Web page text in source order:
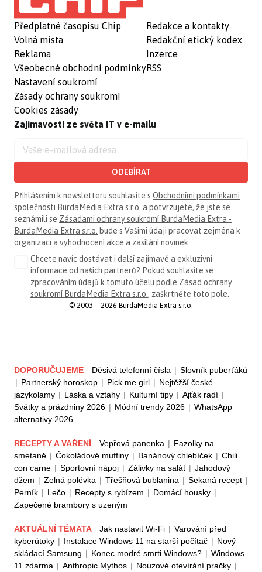
Předplatné časopisu Chip
Volná místa
Reklama
Všeobecné obchodní podmínky
Nastavení soukromí
Zásady ochrany soukromí
Cookies zásady
Redakce a kontakty
Redakční etický kodex
Inzerce
RSS
Zajímavosti ze světa IT v e-mailu
ODEBÍRAT
Přihlášením k newsletteru souhlasíte s Obchodními podmínkami
společnosti BurdaMedia Extra s.r.o. a potvrzujete, že jste se
seznámili se Zásadami ochrany soukromí BurdaMedia Extra -
BurdaMedia Extra s.r.o. bude s Vašimi údaji pracovat zejména k
organizaci a vyhodnocení akce a zasílání novinek.
Chcete navíc dostávat i další zajímavé a exkluzivní
informace od našich partnerů? Pokud souhlasíte se
zpracováním údajů k tomuto účelu podle Zásad ochrany
soukromí BurdaMedia Extra s.r.o. , zaškrtněte toto pole.
© 2003—2026 BurdaMedia Extra s.r.o.
DOPORUČUJEME Děsivá telefonní čísla | Slovník puberťáků
| Partnerský horoskop | Pick me girl | Nejtěžší české
jazykolamy | Láska a vztahy | Kulturní tipy | Ajťák radí |
Svátky a prázdniny 2026 | Módní trendy 2026 | WhatsApp
alternativy 2026
RECEPTY A VAŘENÍ Vepřová panenka | Fazolky na
smetaně | Čokoládové muffiny | Banánový chlebíček | Chili
con carne | Sportovní nápoj | Zálivky na salát | Jahodový
džem | Zelná polévka | Třešňová bublanina | Sekaná recept |
Perník | Lečo | Recepty s rybízem | Domácí housky |
Zapečené brambory s uzeným
AKTUÁLNÍ TÉMATA Jak nastavit Wi-Fi | Varování před
kyberútoky | Instalace Windows 11 na starší počítač | Nový
skládací Samsung | Konec modré smrti Windows? | Windows
11 zdarma | Anthropic Mythos | Nouzové otevírání pračky |